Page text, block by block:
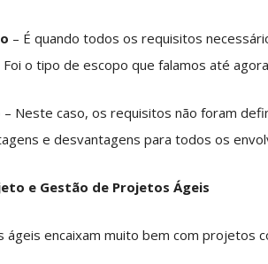
– É quando todos os requisitos
o tipo de escopo que falamos até
– Neste caso, os requisitos não foram
e desvantagens para todos os
e Gestão de Projetos Ágeis
ágeis encaixam muito bem com projetos